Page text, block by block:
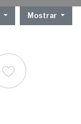
Mostrar